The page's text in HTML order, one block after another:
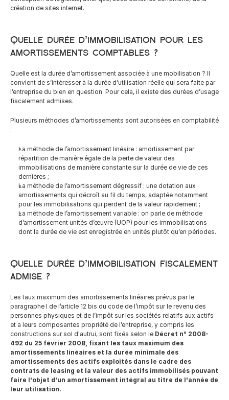
création de sites internet.
Quelle durée d’immobilisation pour les
amortissements comptables ?
Quelle est la durée d’amortissement associée à une mobilisation ? Il
convient de s’intéresser à la durée d’utilisation réelle qui sera faite par
l’entreprise du bien en question. Pour cela, il existe des durées d’usage
fiscalement admises.
Plusieurs méthodes d’amortissements sont autorisées en comptabilité
:
La méthode de l’amortissement linéaire : amortissement par
répartition de manière égale de la perte de valeur des
immobilisations de manière constante sur la durée de vie de ces
dernières ;
La méthode de l’amortissement dégressif : une dotation aux
amortissements qui décroît au fil du temps, adaptée notamment
pour les immobilisations qui perdent de la valeur rapidement ;
La méthode de l’amortissement variable : on parle de méthode
d’amortissement unités d’œuvre (UOP) pour les immobilisations
dont la durée de vie est enregistrée en unités plutôt qu’en périodes.
Quelle durée d’immobilisation fiscalement
admise ?
Les taux maximum des amortissements linéaires prévus par le
paragraphe I de l’article 12 bis du code de l’impôt sur le revenu des
personnes physiques et de l’impôt sur les sociétés relatifs aux actifs
et a leurs composantes propriété de l’entreprise, y compris les
constructions sur sol d'autrui, sont fixés selon le Décret n° 2008-
492 du 25 février 2008, fixant les taux maximum des
amortissements linéaires et la durée minimale des
amortissements des actifs exploités dans le cadre des
contrats de leasing et la valeur des actifs immobilisés pouvant
faire I'objet d'un amortissement intégral au titre de I'année de
leur utilisation.